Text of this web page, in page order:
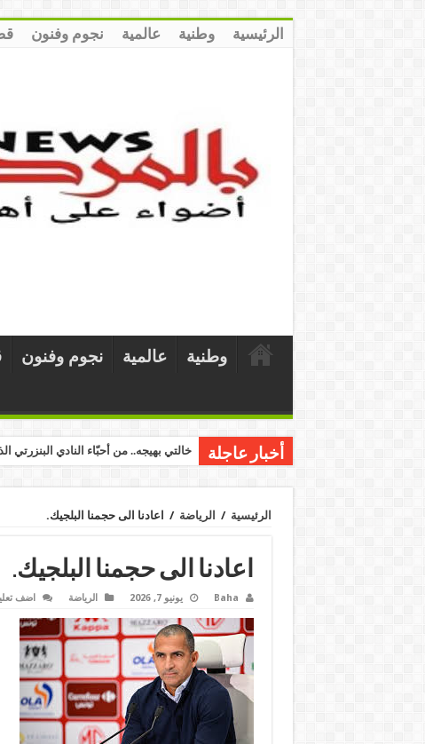
الرئيسية وطنية عالمية نجوم وفنون
وطنية عالمية نجوم وفنون
أخبار عاجلة خالتي بهيجه.. من أحبّاء النادي البنزرتي
الرئيسية / الرياضة / اعادنا الى حجمنا البلجيك.
اعادنا الى حجمنا البلجيك.
Baha يونيو 7, 2026 الرياضة اضف